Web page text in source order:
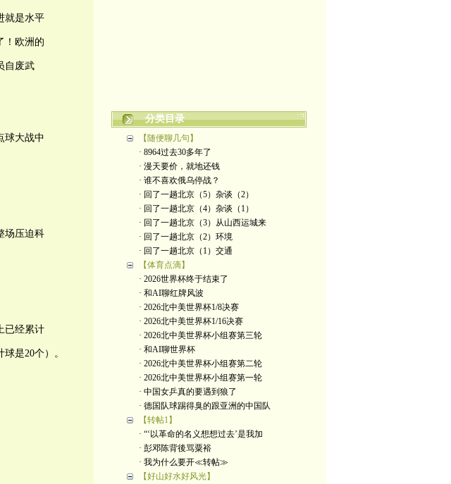
就是水平
！欧洲的
自废武
球大战中
场压迫科
已经累计
是20个）。
分类目录
【随便聊几句】
· 8964过去30多年了
· 漫天要价，就地还钱
· 谁不喜欢俄乌停战？
· 回了一趟北京（5）杂谈（2）
· 回了一趟北京（4）杂谈（1）
· 回了一趟北京（3）从山西运城来
· 回了一趟北京（2）环境
· 回了一趟北京（1）交通
【体育点滴】
· 2026世界杯终于结束了
· 和AI聊红牌风波
· 2026北中美世界杯1/8决赛
· 2026北中美世界杯1/16决赛
· 2026北中美世界杯小组赛第三轮
· 和AI聊世界杯
· 2026北中美世界杯小组赛第二轮
· 2026北中美世界杯小组赛第一轮
· 中国女乒真的要遇到狼了
· 德国队球踢得臭的跟亚洲的中国队
【转帖1】
· “‘以革命的名义想想过去’是我加
· 彭邓陈背後骂粟裕
· 我为什么要开≪转帖≫
【好山好水好风光】